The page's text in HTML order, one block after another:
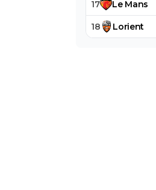
17 Le Mans
18 Lorient